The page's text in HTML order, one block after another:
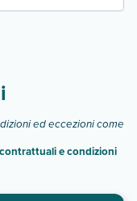
ed eccezioni come
e condizioni